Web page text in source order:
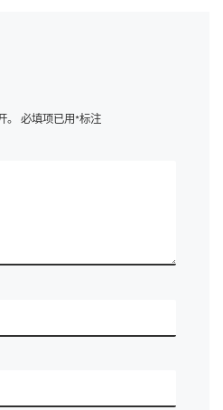
必填项已用*标注